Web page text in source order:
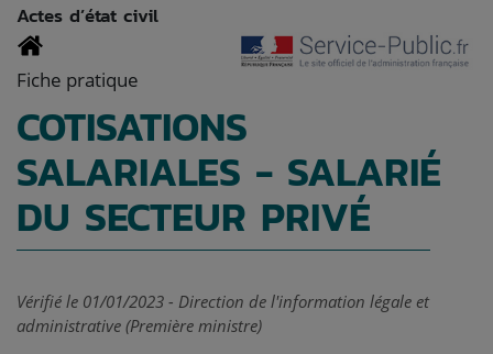
Actes d’état civil
Fiche pratique
COTISATIONS
SALARIALES - SALARIÉ
DU SECTEUR PRIVÉ
Vérifié le 01/01/2023 - Direction de l'information légale et
administrative (Première ministre)